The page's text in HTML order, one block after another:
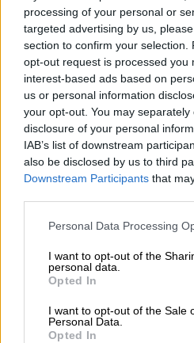
processing of your personal or
targeted advertising by us,
section to confirm your selection.
opt-out request is processed you
interest-based ads based on
us or personal information
your opt-out. You may
disclosure of your personal
IAB’s list of downstream
also be disclosed by us to third
Downstream Participants that
Please note that this website/app
not limited to your visit or usage
grant or deny consent to Google
use your data for below specified
consent section.
Personal Data Processing
I want to opt-out of the
personal data.
Opted In
I want to opt-out of the Sale
Personal Data.
Opted In
πώς φορολογούνται οι
πώς αποδίδεται ο ΦΠΑ,
υποχρεώσεις
που
ισχύον πλαίσιο δεν
συμμόρφωση των
περιθώρια άνισης
Και η συγκεκριμένη
ιδιαίτερη ανησυχία για
αφορούν τα ΕΙΧ με
ποσοτικών ή
προς τον αριθμό των
δημιουργεί τον
αύξησής τους και
του κυκλοφοριακού
αστικά κέντρα, αλλά και